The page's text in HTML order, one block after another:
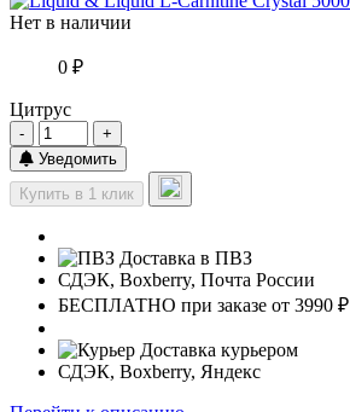
Нет в наличии
0 ₽
Цитрус
-
+
Уведомить
Купить в 1 клик
Доставка в ПВЗ
СДЭК, Boxberry, Почта России
БЕСПЛАТНО при заказе от 3990 ₽
Доставка курьером
СДЭК, Boxberry, Яндекс